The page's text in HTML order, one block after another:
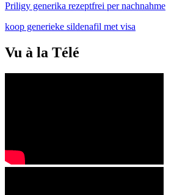
Priligy generika rezeptfrei per nachnahme
koop generieke sildenafil met visa
Vu à la Télé